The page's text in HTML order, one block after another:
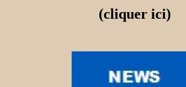
(cliquer ici)